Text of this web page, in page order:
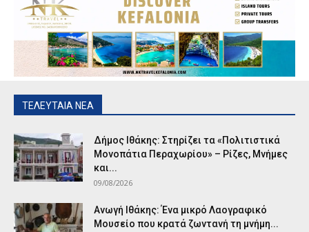
ΤΕΛΕΥΤΑΙΑ ΝΕΑ
Δήμος Ιθάκης: Στηρίζει τα «Πολιτιστικά
Μονοπάτια Περαχωρίου» – Ρίζες, Μνήμες
και...
09/08/2026
Ανωγή Ιθάκης: Ένα μικρό Λαογραφικό
Μουσείο που κρατά ζωντανή τη μνήμη...